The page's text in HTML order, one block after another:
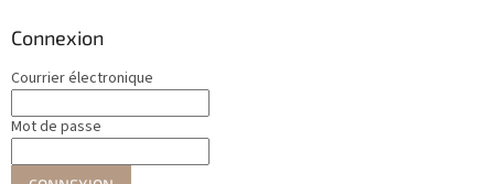
Connexion
Courrier électronique
Mot de passe